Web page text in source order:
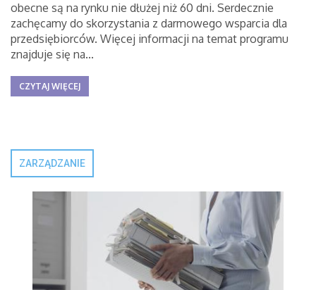
obecne są na rynku nie dłużej niż 60 dni. Serdecznie
zachęcamy do skorzystania z darmowego wsparcia dla
przedsiębiorców. Więcej informacji na temat programu
znajduje się na...
CZYTAJ WIĘCEJ
ZARZĄDZANIE